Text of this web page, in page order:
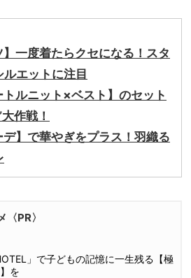
一度着たらクセになる！スタ
エットに注目
ルニット×ベスト】のセット
作戦！
】で華やぎをプラス！羽織る
PR〉
」で子どもの記憶に一生残る【極
を